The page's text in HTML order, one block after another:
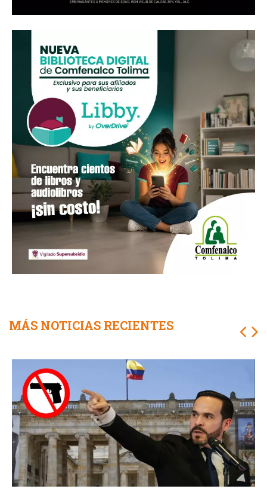
MÁS NOTICIAS RECIENTES